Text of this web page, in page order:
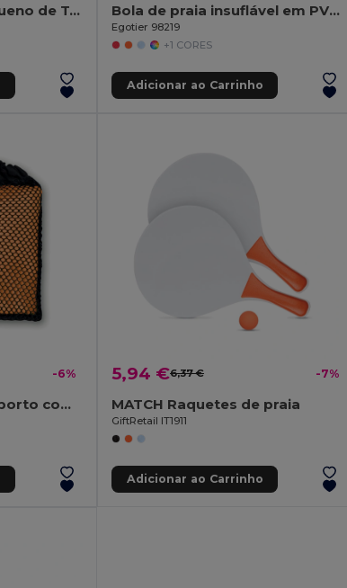
MINI MATCH Set pequeno de Tenis de praia Bola de praia insuflável em PVC translúcido
Egotier 98219
+1 CORES
Adicionar ao Carrinho
-6%
TUKO Toalha de desporto com bolsa
5,94 €6,37 € -7%
MATCH Raquetes de praia
GiftRetail IT1911
Adicionar ao Carrinho